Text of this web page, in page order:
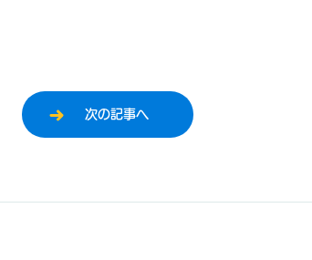
次の記事へ